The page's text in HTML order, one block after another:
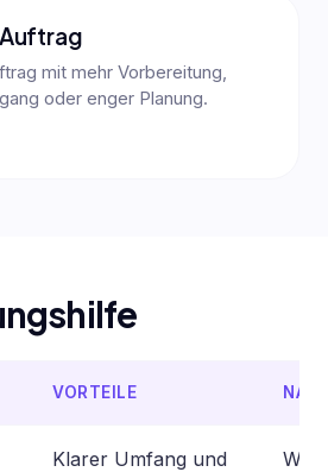
mit mehr Vorbereitung,
oder enger Planung.
VORTEILE
Klarer Umfang und